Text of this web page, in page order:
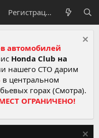
Регистрация
автомобилей
Honda Club на
нашего СТО дарим
в центральном
горах (Смотра).
ОГРАНИЧЕНО!